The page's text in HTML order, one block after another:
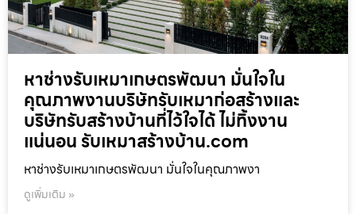
หาช่างรับเหมาเกษตรพัฒนา มั่นใจใน
คุณภาพงานบริษัทรับเหมาก่อสร้างและ
บริษัทรับสร้างบ้านที่ไว้ใจได้ ไม่ทิ้งงาน
แน่นอน รับเหมาสร้างบ้าน.com
หาช่างรับเหมาเกษตรพัฒนา มั่นใจในคุณภาพงา
ดูเพิ่มเติม »